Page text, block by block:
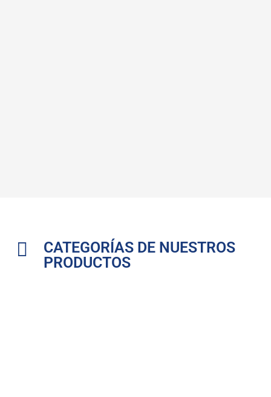
CATEGORÍAS DE NUESTROS
PRODUCTOS